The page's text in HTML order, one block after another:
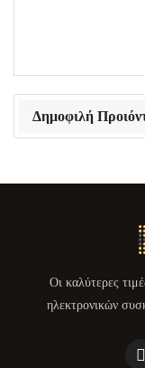
Δημοφιλή
Οι καλύτερες
ηλεκτρονικών